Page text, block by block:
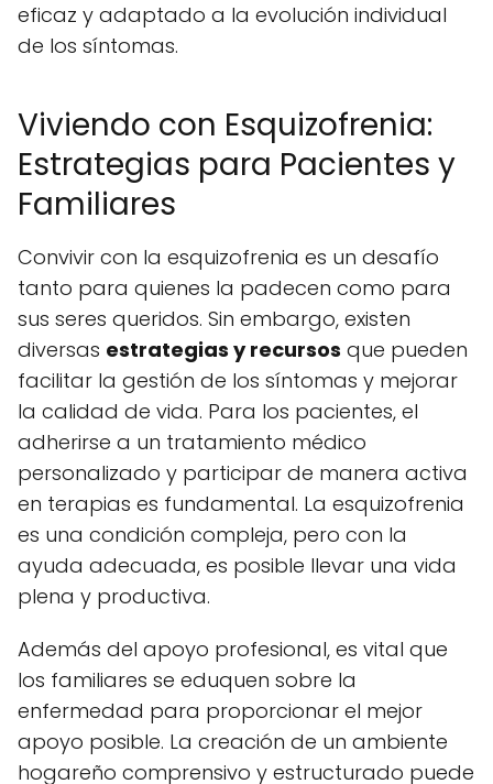
eficaz y adaptado a la evolución individual
de los síntomas.
Viviendo con Esquizofrenia:
Estrategias para Pacientes y
Familiares
Convivir con la esquizofrenia es un desafío
tanto para quienes la padecen como para
sus seres queridos. Sin embargo, existen
diversas estrategias y recursos que pueden
facilitar la gestión de los síntomas y mejorar
la calidad de vida. Para los pacientes, el
adherirse a un tratamiento médico
personalizado y participar de manera activa
en terapias es fundamental. La esquizofrenia
es una condición compleja, pero con la
ayuda adecuada, es posible llevar una vida
plena y productiva.
Además del apoyo profesional, es vital que
los familiares se eduquen sobre la
enfermedad para proporcionar el mejor
apoyo posible. La creación de un ambiente
hogareño comprensivo y estructurado puede